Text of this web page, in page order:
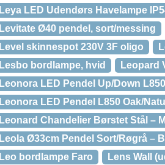
Leya LED Udendørs Havelampe
Levitate Ø40 pendel, sort/messing
Level skinnespot 230V 3F oligo
Lesbo bordlampe, hvid
Leopard
Leonora LED Pendel Up/Down
Leonora LED Pendel L850 Oak/
Leonard Chandelier Børstet Stål –
Leola Ø33cm Pendel Sort/Røgrå –
Leo bordlampe Faro
Lens Wall